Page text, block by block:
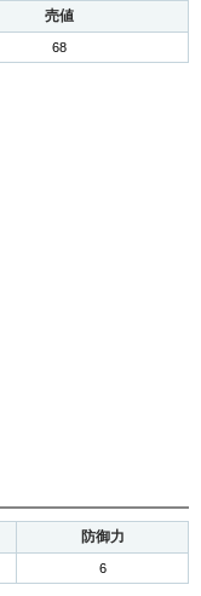
売値
68
防御力
6